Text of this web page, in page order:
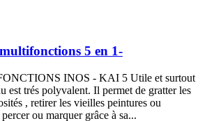
5 en 1-
INOS - KAI 5 Utile et surtout
est trés polyvalent. Il permet de gratter les
, retirer les vieilles peintures ou
ou marquer grâce à sa...